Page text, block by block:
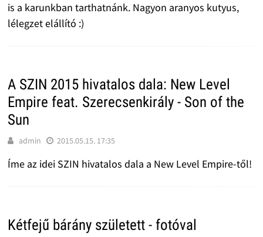
is a karunkban tarthatnánk. Nagyon aranyos kutyus,
lélegzet elállító :)
A SZIN 2015 hivatalos dala: New Level
Empire feat. Szerecsenkirály - Son of the
Sun
admin 2015.05.15. 17:35
Íme az idei SZIN hivatalos dala a New Level Empire-től!
Kétfejű bárány született - fotóval